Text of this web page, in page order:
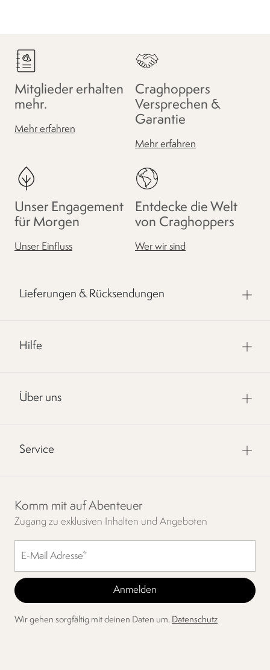
Mitglieder erhalten
mehr.
Mehr erfahren
Craghoppers
Versprechen &
Garantie
Mehr erfahren
Unser Engagement
für Morgen
Unser Einfluss
Entdecke die Welt
von Craghoppers
Wer wir sind
Lieferungen & Rücksendungen
Hilfe
Über uns
Service
Komm mit auf Abenteuer
Zugang zu exklusiven Inhalten und Angeboten
Wir gehen sorgfältig mit deinen Daten um. Datenschutz